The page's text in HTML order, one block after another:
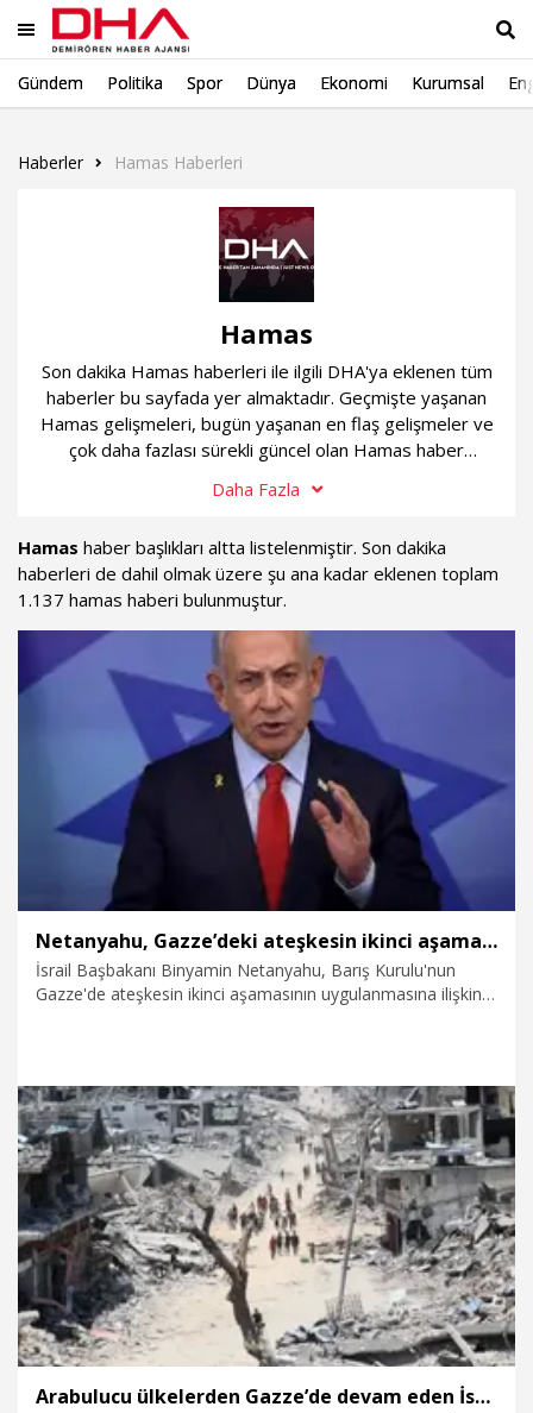
Gündem Politika Spor Dünya Ekonomi Kurumsal
Haberler Hamas Haberleri
Hamas
Son dakika Hamas haberleri ile ilgili DHA'ya eklenen tüm
haberler bu sayfada yer almaktadır. Geçmişte yaşanan
Hamas gelişmeleri, bugün yaşanan en flaş gelişmeler ve
çok daha fazlası sürekli güncel olan Hamas haber
Daha Fazla
Hamas haber başlıkları altta listelenmiştir. Son dakika
haberleri de dahil olmak üzere şu ana kadar eklenen toplam
1.137 hamas haberi bulunmuştur.
Netanyahu, Gazze’deki ateşkesin ikinci aşama planını reddettiklerini açıkladı
İsrail Başbakanı Binyamin Netanyahu, Barış Kurulu'nun
Gazze'de ateşkesin ikinci aşamasının uygulanmasına ilişkin
9.08.2026 Dünya
Arabulucu ülkelerden Gazze’de devam eden İsrail ihlallerine ortak tepki